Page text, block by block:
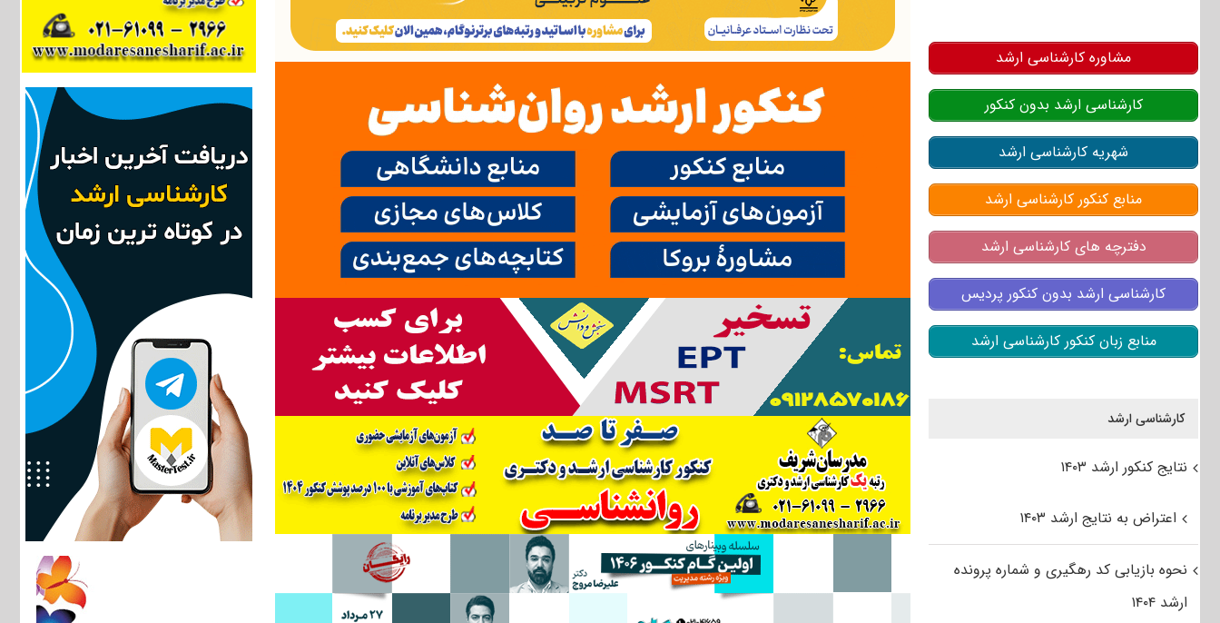
مشاوره کارشناسی ارشد
کارشناسی ارشد بدون کنکور
شهریه کارشناسی ارشد
منابع کنکور کارشناسی ارشد
دفترچه های کارشناسی ارشد
کارشناسی ارشد بدون کنکور پردیس
منابع زبان کنکور کارشناسی ارشد
کارشناسی ارشد
نتایج کنکور ارشد ۱۴۰۳
اعتراض به نتایج ارشد ۱۴۰۳
نحوه بازیابی کد رهگیری و شماره پرونده
ارشد ۱۴۰۴